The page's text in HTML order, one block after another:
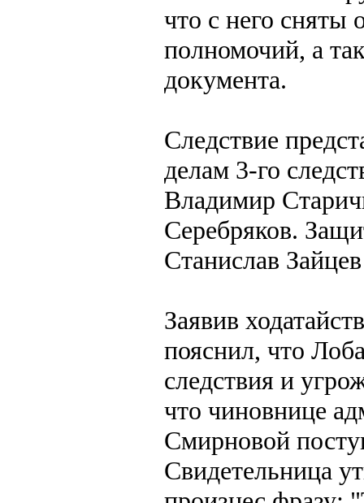
что с него
полномочий, а
документа.
Следствие
делам 3-го
Владимир
Серебряков.
Станислав
Заявив
пояснил, что
следствия и
что чиновнице
Смирновой
Свидетельница